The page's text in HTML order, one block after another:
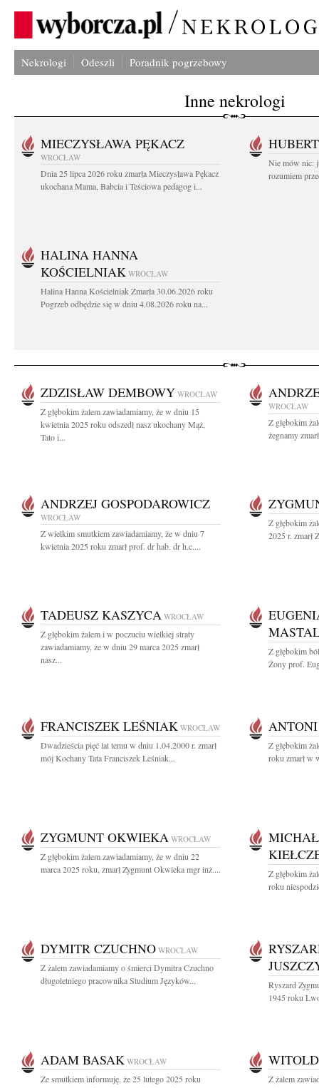
Nekrologi Odeszli Poradnik pogrzebowy
Inne nekrologi
MIECZYSŁAWA PĘKACZ
WROCŁAW
Dnia 25 lipca 2026 roku zmarła Mieczysława Pękacz
ukochana Mama, Babcia i Teściowa pedagog i...
Nie mów nic:
rozumiem
HALINA HANNA
KOŚCIELNIAK WROCŁAW
Halina Hanna Kościelniak Zmarła 30.06.2026 roku
Pogrzeb odbędzie się w dniu 4.08.2026 roku na...
ZDZISŁAW DEMBOWY WROCŁAW
Z głębokim żalem zawiadamiamy, że w dniu 15
kwietnia 2025 roku odszedł nasz ukochany Mąż,
Tato i...
WROCŁAW
Z głębokim
żegnamy
ANDRZEJ GOSPODAROWICZ
WROCŁAW
Z wielkim smutkiem zawiadamiamy, że w dniu 7
kwietnia 2025 roku zmarł prof. dr hab. dr h.c....
Z głębokim
2025 r. zmarł
TADEUSZ KASZYCA WROCŁAW
Z głębokim żalem i w poczuciu wielkiej straty
zawiadamiamy, że w dniu 29 marca 2025 zmarł
nasz...
Z głębokim
Żony prof.
FRANCISZEK LEŚNIAK WROCŁAW
Dwadzieścia pięć lat temu w dniu 1.04.2000 r. zmarł
mój Kochany Tata Franciszek Leśniak...
Z głębokim
roku zmarł w
ZYGMUNT OKWIEKA WROCŁAW
Z głębokim żalem zawiadamiamy, że w dniu 22
marca 2025 roku, zmarł Zygmunt Okwieka mgr inż....
Z głębokim
roku
DYMITR CZUCHNO WROCŁAW
Z żalem zawiadamiamy o śmierci Dymitra Czuchno
długoletniego pracownika Studium Języków...
Ryszard
1945 roku
ADAM BASAK WROCŁAW
Ze smutkiem informuję, że 25 lutego 2025 roku
Z żalem